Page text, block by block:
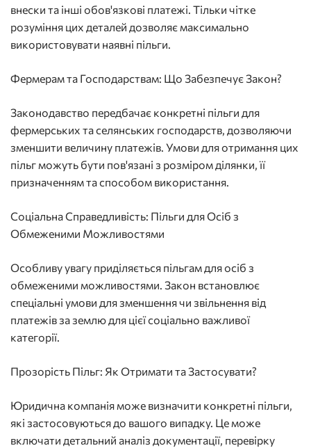
внески та інші обов'язкові платежі. Тільки чітке
розуміння цих деталей дозволяє максимально
використовувати наявні пільги.
Фермерам та Господарствам: Що Забезпечує Закон?
Законодавство передбачає конкретні пільги для
фермерських та селянських господарств, дозволяючи
зменшити величину платежів. Умови для отримання цих
пільг можуть бути пов'язані з розміром ділянки, її
призначенням та способом використання.
Соціальна Справедливість: Пільги для Осіб з
Обмеженими Можливостями
Особливу увагу приділяється пільгам для осіб з
обмеженими можливостями. Закон встановлює
спеціальні умови для зменшення чи звільнення від
платежів за землю для цієї соціально важливої
категорії.
Прозорість Пільг: Як Отримати та Застосувати?
Юридична компанія може визначити конкретні пільги,
які застосовуються до вашого випадку. Це може
включати детальний аналіз документації, перевірку